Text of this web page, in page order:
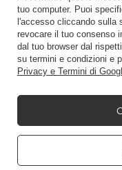
Candele
Scorciatoia
tuo computer. Puoi
l'accesso cliccando sulla
revocare il tuo consenso
dal tuo browser dal
su termini e condizioni e
Privacy e Termini di